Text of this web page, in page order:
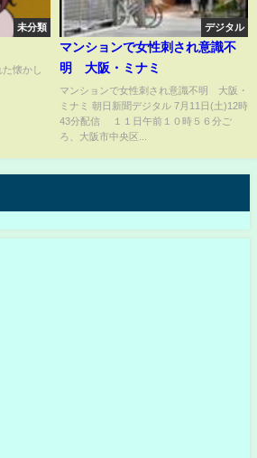
未分類
懐かし
デジタル
マンションで女性刺され意識不
明 大阪・ミナミ
マンションで女性刺され意識不明 大阪・
ミナミ 朝日新聞デジタル 7月11日(土)12時
43分配信 １１日午前１０時５６分ご
ろ、大阪市中央区...